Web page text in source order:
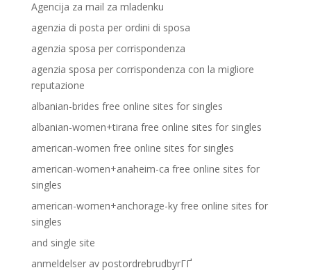
Agencija za mail za mladenku
agenzia di posta per ordini di sposa
agenzia sposa per corrispondenza
agenzia sposa per corrispondenza con la migliore
reputazione
albanian-brides free online sites for singles
albanian-women+tirana free online sites for singles
american-women free online sites for singles
american-women+anaheim-ca free online sites for
singles
american-women+anchorage-ky free online sites for
singles
and single site
anmeldelser av postordrebrudbyrГҐ